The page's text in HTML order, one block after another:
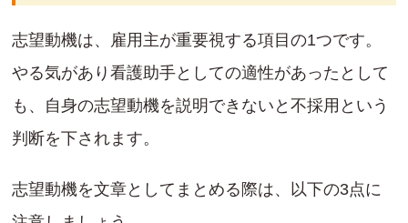
志望動機は、雇用主が重要視する項目の1つです。
やる気があり看護助手としての適性があったとして
も、自身の志望動機を説明できないと不採用という
判断を下されます。
志望動機を文章としてまとめる際は、以下の3点に